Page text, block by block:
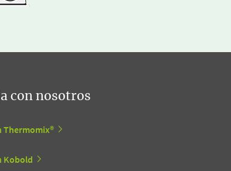
con nosotros
Thermomix®
Kobold